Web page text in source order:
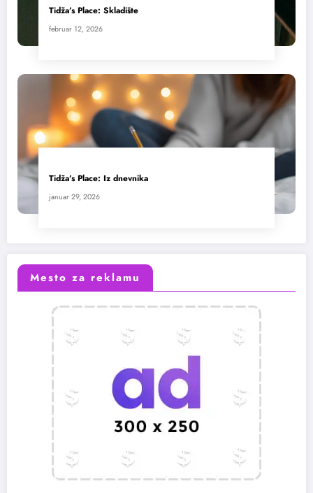
Tidža’s Place: Skladište
februar 12, 2026
Tidža’s Place: Iz dnevnika
januar 29, 2026
Mesto za reklamu